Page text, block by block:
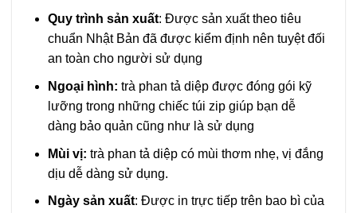
Quy trình sản xuất: Được sản xuất theo tiêu
chuẩn Nhật Bản đã được kiểm định nên tuyệt đối
an toàn cho người sử dụng
Ngoại hình: trà phan tả diệp được đóng gói kỹ
lưỡng trong những chiếc túi zip giúp bạn dễ
dàng bảo quản cũng như là sử dụng
Mùi vị: trà phan tả diệp có mùi thơm nhẹ, vị đắng
dịu dễ dàng sử dụng.
Ngày sản xuất: Được in trực tiếp trên bao bì của